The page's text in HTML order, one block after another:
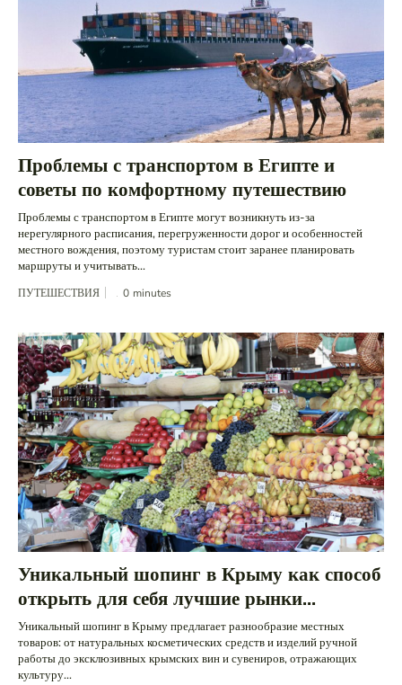
Проблемы с транспортом в Египте и
советы по комфортному путешествию
Проблемы с транспортом в Египте могут возникнуть из-за
нерегулярного расписания, перегруженности дорог и особенностей
местного вождения, поэтому туристам стоит заранее планировать
маршруты и учитывать...
ПУТЕШЕСТВИЯ 0 minutes
Уникальный шопинг в Крыму как способ
открыть для себя лучшие рынки...
Уникальный шопинг в Крыму предлагает разнообразие местных
товаров: от натуральных косметических средств и изделий ручной
работы до эксклюзивных крымских вин и сувениров, отражающих
культуру...